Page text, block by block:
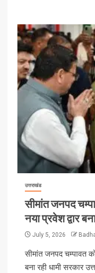
उत्तराखंड
सीमांत जनपद
नया प्रवेश द्वार
July 5, 2026
सीमांत जनपद चम्पावत को
बना रही धामी सरकार